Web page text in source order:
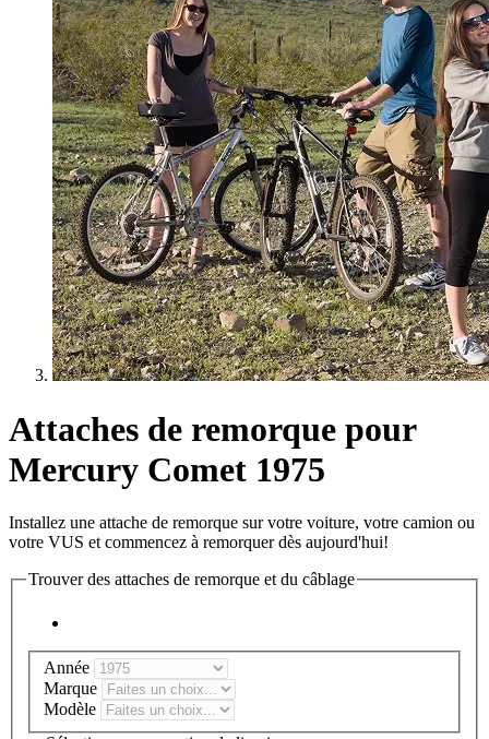
Attaches de remorque pour
Mercury Comet 1975
Installez une attache de remorque sur votre voiture, votre camion ou
votre VUS et commencez à remorquer dès aujourd'hui!
Trouver des attaches de remorque et du câblage
Année
Marque
Modèle